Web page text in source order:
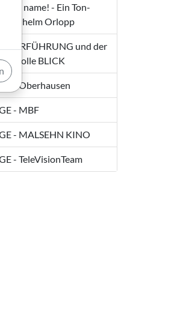
your name! - Ein Ton-
Wilhelm Orlopp
VERFÜHRUNG und der
BLICK
- Oberhausen
- MBF
- MALSEHN KINO
- TeleVisionTeam